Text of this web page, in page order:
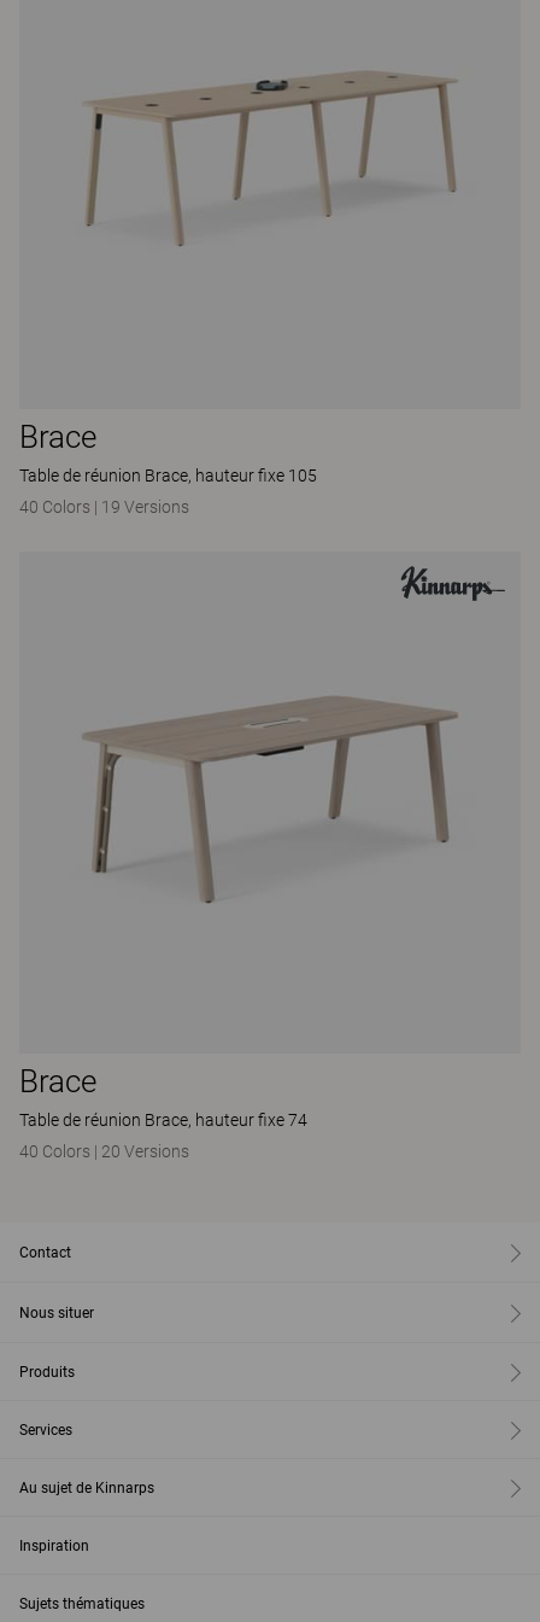
Brace
Table de réunion Brace, hauteur fixe 105
40 Colors | 19 Versions
Brace
Table de réunion Brace, hauteur fixe 74
40 Colors | 20 Versions
Contact
Nous situer
Produits
Services
Au sujet de Kinnarps
Inspiration
Sujets thématiques